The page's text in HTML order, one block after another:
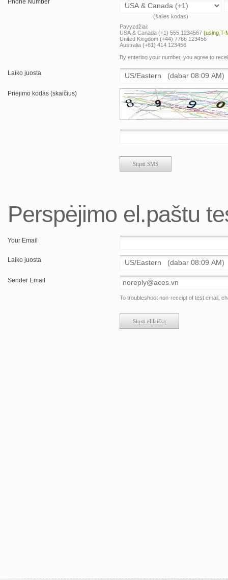
(šalies kodas)
Pavyzdžiai:
USA & Canada (+1) 555 1234567 (using T-
United Kingdom (+44) 7766 123456
Australia (+61) 414 123456
By entering your number, you agree to
Laiko juosta
Priėjimo kodas (skaičius)
Perspėjimo el.paštu
Your Email
Laiko juosta
Sender Email
To troubleshoot non-receipt of test email,